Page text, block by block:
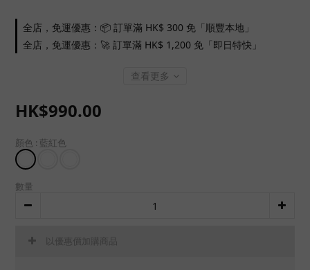
全店，免運優惠：📦 訂單滿 HK$ 300 免「順豐本地」
全店，免運優惠：🚀 訂單滿 HK$ 1,200 免「即日特快」
查看更多
HK$990.00
顏色 : 藍紅色
數量
以優惠價加購商品